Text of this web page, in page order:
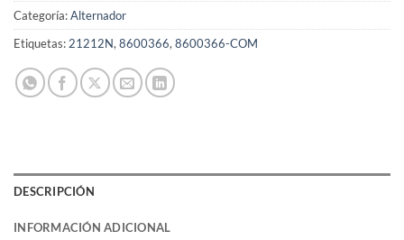
Categoría:Alternador
Etiquetas: 21212N, 8600366, 8600366-COM
DESCRIPCIÓN
INFORMACIÓN ADICIONAL